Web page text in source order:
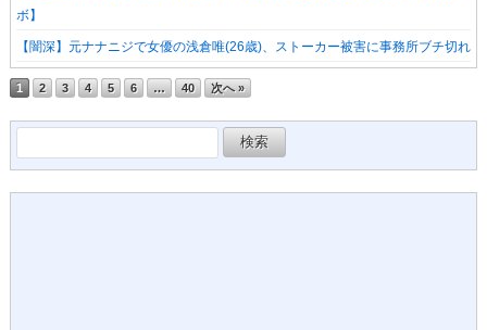
ボ】
【闇深】元ナナニジで女優の浅倉唯(26歳)、ストーカー被害に事務所ブチ切れ
1 2 3 4 5 6 … 40 次へ »
索: